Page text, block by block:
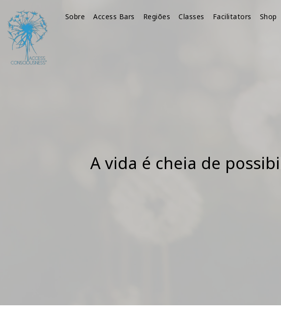
Sobre Access Bars Regiões Classes Facilitators Shop
A vida é cheia de